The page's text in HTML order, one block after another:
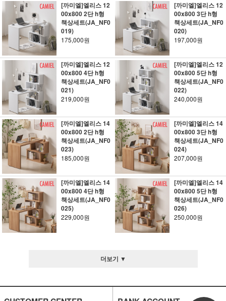
[까미엘]엘리스 12
00x800 2단 h형
책상세트(JA_NF0
019)
175,000원
[까미엘]엘리스 12
00x800 3단 h형
책상세트(JA_NF0
020)
197,000원
[까미엘]엘리스 12
00x800 4단 h형
책상세트(JA_NF0
021)
219,000원
[까미엘]엘리스 12
00x800 5단 h형
책상세트(JA_NF0
022)
240,000원
[까미엘]엘리스 14
00x800 2단 h형
책상세트(JA_NF0
023)
185,000원
[까미엘]엘리스 14
00x800 3단 h형
책상세트(JA_NF0
024)
207,000원
[까미엘]엘리스 14
00x800 4단 h형
책상세트(JA_NF0
025)
229,000원
[까미엘]엘리스 14
00x800 5단 h형
책상세트(JA_NF0
026)
250,000원
더보기 ▼